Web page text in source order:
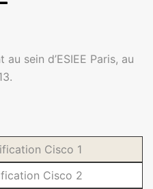
au sein d’ESIEE Paris, au
Cisco 1
Cisco 2